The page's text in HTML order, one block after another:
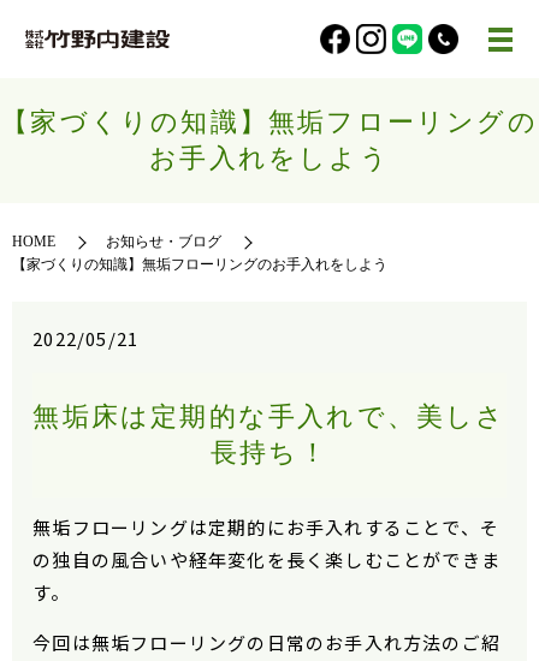
【家づくりの知識】無垢フローリングの
お手入れをしよう
HOME
お知らせ・ブログ
【家づくりの知識】無垢フローリングのお手入れをしよう
2022/05/21
無垢床は定期的な手入れで、美しさ
長持ち！
無垢フローリングは定期的にお手入れすることで、そ
の独自の風合いや経年変化を長く楽しむことができま
す。
今回は無垢フローリングの日常のお手入れ方法のご紹